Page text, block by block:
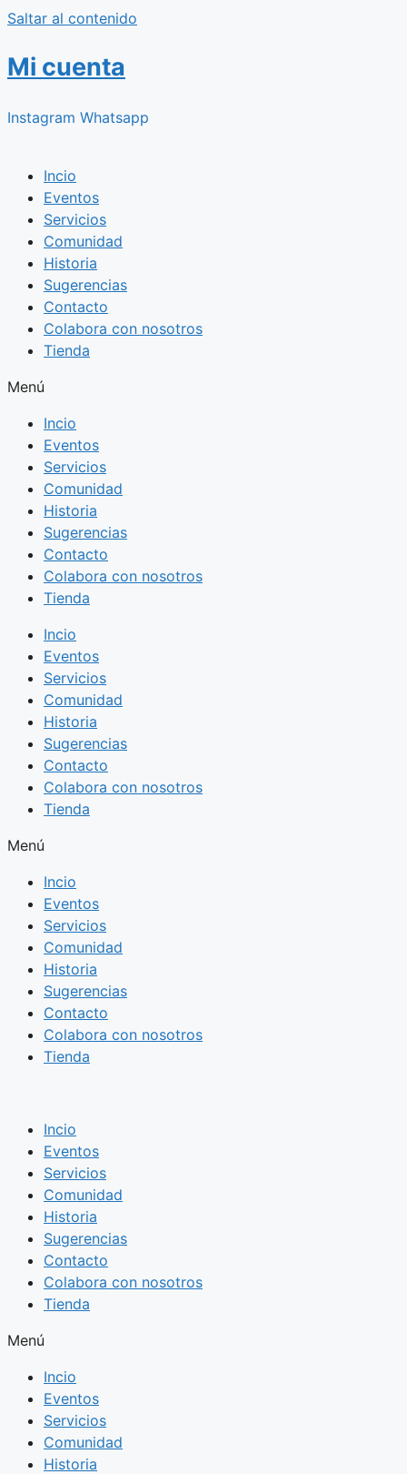
Saltar al contenido
Mi cuenta
Instagram Whatsapp
Incio
Eventos
Servicios
Comunidad
Historia
Sugerencias
Contacto
Colabora con nosotros
Tienda
Menú
Incio
Eventos
Servicios
Comunidad
Historia
Sugerencias
Contacto
Colabora con nosotros
Tienda
Incio
Eventos
Servicios
Comunidad
Historia
Sugerencias
Contacto
Colabora con nosotros
Tienda
Menú
Incio
Eventos
Servicios
Comunidad
Historia
Sugerencias
Contacto
Colabora con nosotros
Tienda
Incio
Eventos
Servicios
Comunidad
Historia
Sugerencias
Contacto
Colabora con nosotros
Tienda
Menú
Incio
Eventos
Servicios
Comunidad
Historia